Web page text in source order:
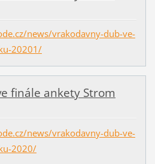
news/vrakodavny-dub-ve-
20201/
finále ankety Strom
news/vrakodavny-dub-ve-
2020/